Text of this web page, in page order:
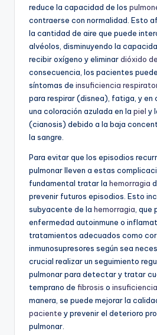
reduce la capacidad de los
contraerse con normalidad. Esto
la cantidad de aire que puede
alvéolos, disminuyendo la
recibir oxígeno y eliminardióxido
consecuencia, los pacientes
síntomas de insuficiencia
para respirar (disnea), fatiga, y en
una coloración azulada en la piel y
(cianosis) debido a la baja
la sangre.
Para evitar que los episodios
pulmonar lleven a estas
fundamental tratar la hemorragia
prevenir futuros episodios. Esto
subyacente de la hemorragia , que
enfermedad autoinmune o
tratamientos adecuados como
inmunosupresores según sea
crucial realizar un seguimiento
pulmonar para detectar y tratar
temprano de fibrosis o
manera, se puede mejorar la
paciente y prevenir el deterioro
pulmonar.